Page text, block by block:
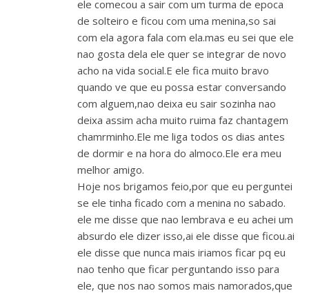
ele comecou a sair com um turma de epoca
de solteiro e ficou com uma menina,so sai
com ela agora fala com ela.mas eu sei que ele
nao gosta dela ele quer se integrar de novo
acho na vida social.E ele fica muito bravo
quando ve que eu possa estar conversando
com alguem,nao deixa eu sair sozinha nao
deixa assim acha muito ruima faz chantagem
chamrminho.Ele me liga todos os dias antes
de dormir e na hora do almoco.Ele era meu
melhor amigo.
Hoje nos brigamos feio,por que eu perguntei
se ele tinha ficado com a menina no sabado.
ele me disse que nao lembrava e eu achei um
absurdo ele dizer isso,ai ele disse que ficou.ai
ele disse que nunca mais iriamos ficar pq eu
nao tenho que ficar perguntando isso para
ele, que nos nao somos mais namorados,que